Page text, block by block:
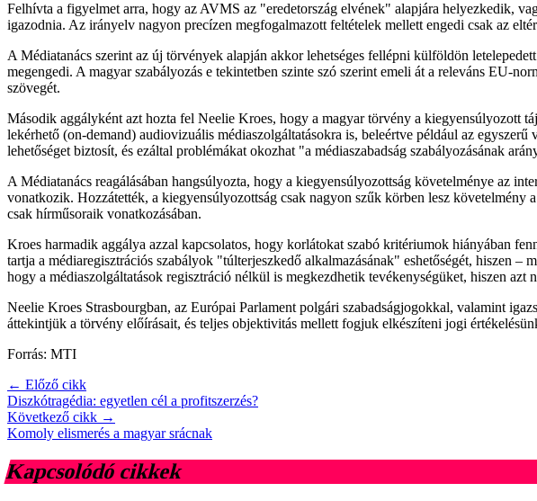
Felhívta a figyelmet arra, hogy az AVMS az "eredetország elvének" alapjára helyezkedik,
igazodnia. Az irányelv nagyon precízen megfogalmazott feltételek mellett engedi csak az
A Médiatanács szerint az új törvények alapján akkor lehetséges fellépni külföldön
megengedi. A magyar szabályozás e tekintetben szinte szó szerint emeli át a releváns EU-
szövegét.
Második aggályként azt hozta fel Neelie Kroes, hogy a magyar törvény a kiegyensúlyozott
lekérhető (on-demand) audiovizuális médiaszolgáltatásokra is, beleértve például az
lehetőséget biztosít, és ezáltal problémákat okozhat "a médiaszabadság szabályozásának
A Médiatanács reagálásában hangsúlyozta, hogy a kiegyensúlyozottság követelménye az
vonatkozik. Hozzátették, a kiegyensúlyozottság csak nagyon szűk körben lesz követelmény
csak hírműsoraik vonatkozásában.
Kroes harmadik aggálya azzal kapcsolatos, hogy korlátokat szabó kritériumok hiányában
tartja a médiaregisztrációs szabályok "túlterjeszkedő alkalmazásának" eshetőségét, hiszen
hogy a médiaszolgáltatások regisztráció nélkül is megkezdhetik tevékenységüket, hiszen azt
Neelie Kroes Strasbourgban, az Európai Parlament polgári szabadságjogokkal, valamint
áttekintjük a törvény előírásait, és teljes objektivitás mellett fogjuk elkészíteni jogi
Forrás: MTI
← Előző cikk
Diszkótragédia: egyetlen cél a profitszerzés?
Következő cikk →
Komoly elismerés a magyar srácnak
Kapcsolódó cikkek